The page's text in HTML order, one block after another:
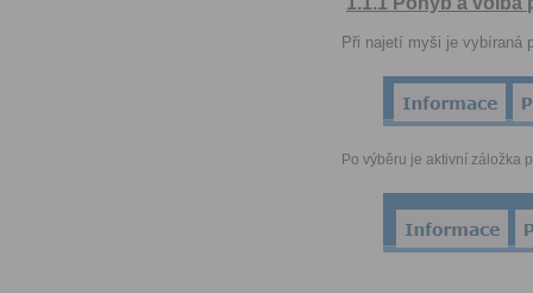
Při najetí myši je vybíraná
Po výběru je aktivní záložka